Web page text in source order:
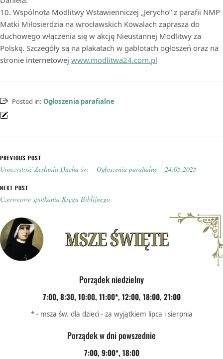
10. Wspólnota Modlitwy Wstawienniczej „Jerycho” z parafii NMP
Matki Miłosierdzia na wrocławskich Kowalach zaprasza do
duchowego włączenia się w akcję Nieustannej Modlitwy za
Polskę. Szczegóły są na plakatach w gablotach ogłoszeń oraz na
stronie internetowej www.modlitwa24.com.pl
Posted in: Ogłoszenia parafialne
Nawigacja wpisu
PREVIOUS POST
Uroczystość Zesłania Ducha św. – Ogłoszenia parafialne – 24.05.2025
NEXT POST
Czerwcowe spotkania Kręgu Biblijnego
Porządek niedzielny
7:00, 8:30, 10:00, 11:00*, 12:00, 18:00, 21:00
* - msza św. dla dzieci - za wyjątkiem lipca i sierpnia
Porządek w dni powszednie
7:00, 9:00*, 18:00